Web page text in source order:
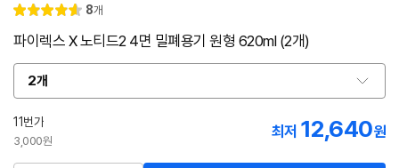
별
점
4.
리
8개
파이렉스 X 노티드2 4면 밀폐용기 원형 620ml (2개)
2개
옵
션
선
택
11번가
3,000원
최저 12,640원